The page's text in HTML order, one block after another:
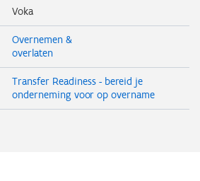
Voka
Overnemen &
overlaten
Transfer Readiness - bereid je
onderneming voor op overname